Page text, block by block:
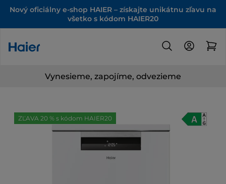
Nový oficiálny e-shop HAIER – získajte unikátnu zľavu na
všetko s kódom HAIER20
Vynesieme, zapojíme, odvezieme
ZĽAVA 20 % s kódom HAIER20